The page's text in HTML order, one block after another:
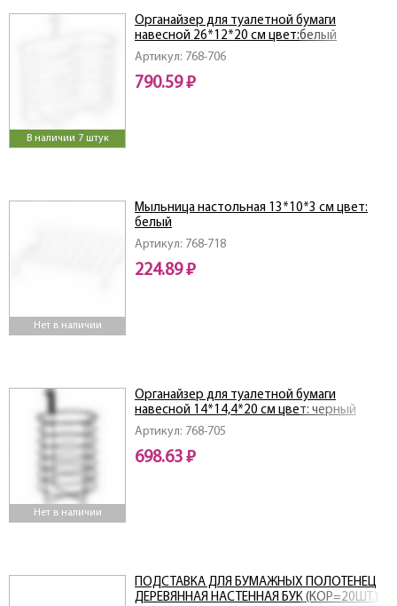
В наличии 7 штук
Артикул: 768-706
Органайзер для туалетной бумаги
навесной 26*12*20 см цвет:белый
790.59 ₽
Нет в наличии
Артикул: 768-718
Мыльница настольная 13*10*3 см цвет:
белый
224.89 ₽
Нет в наличии
Артикул: 768-705
Органайзер для туалетной бумаги
навесной 14*14,4*20 см цвет: черный
698.63 ₽
ПОДСТАВКА ДЛЯ БУМАЖНЫХ ПОЛОТЕНЕЦ
ДЕРЕВЯННАЯ НАСТЕННАЯ БУК (КОР=20ШТ.)